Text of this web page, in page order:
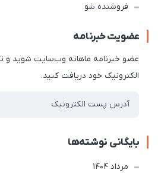
فروشنده شو
عضویت خبرنامه
عضو خبرنامه ماهانه وب‌سایت شوید و
الکترونیک خود دریافت کنید.
بایگانی نوشته‌ها
مرداد 1404